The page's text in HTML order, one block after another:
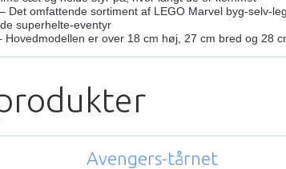
Det omfattende sortiment af LEGO Marvel byg-selv-
superhelte-eventyr
er over 18 cm høj, 27 cm bred og 28
Avengers-tårnet